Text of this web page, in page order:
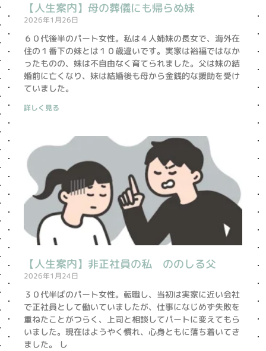
【人生案内】母の葬儀にも帰らぬ妹
2026年1月26日
６０代後半のパート女性。私は４人姉妹の長女で、海外在
住の１番下の妹とは１０歳違いです。実家は裕福ではなか
ったものの、妹は不自由なく育てられました。父は妹の結
婚前に亡くなり、妹は結婚後も母から金銭的な援助を受け
ていました。
詳しく見る
【人生案内】非正社員の私 ののしる父
2026年1月24日
３０代半ばのパート女性。転職し、当初は実家に近い会社
で正社員として働いていましたが、仕事になじめず失敗を
重ねたことがつらく、上司と相談してパートに変えてもら
いました。現在はようやく慣れ、心身ともに落ち着いてき
ました。 し